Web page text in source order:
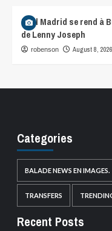
Real Madrid se rend à
de Lenny Joseph
robenson August 8, 2026
Categories
BALADE NEWS EN IMAGES.
TRANSFERS
Recent Posts